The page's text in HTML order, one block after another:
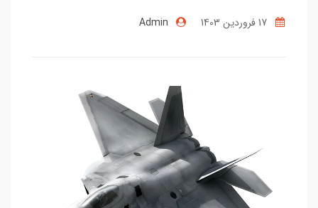
Admin